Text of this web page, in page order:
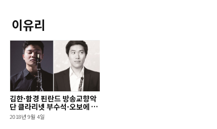
이유리
김한·함경 핀란드 방송교향악
단 클라리넷 부수석·오보에 제
2수석 임명 외
2018년 9월 4일